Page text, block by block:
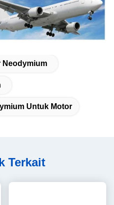
Neodymium
Untuk Motor
Terkait